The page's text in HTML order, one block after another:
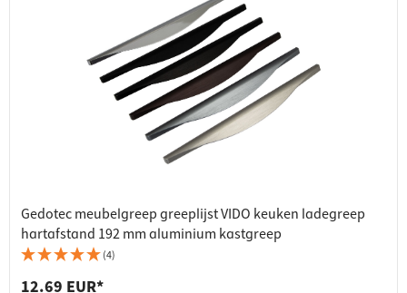
Gedotec meubelgreep greeplijst VIDO keuken ladegreep
hartafstand 192 mm aluminium kastgreep
(4)
12.69 EUR*